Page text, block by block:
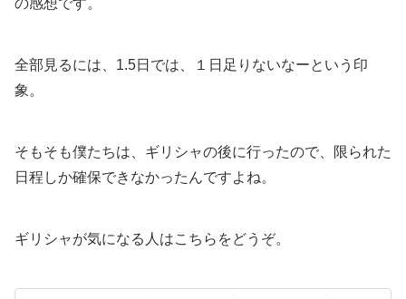
全部見るには、1.5日では、１日足りないなーという印
象。
そもそも僕たちは、ギリシャの後に行ったので、限られた
日程しか確保できなかったんですよね。
ギリシャが気になる人はこちらをどうぞ。